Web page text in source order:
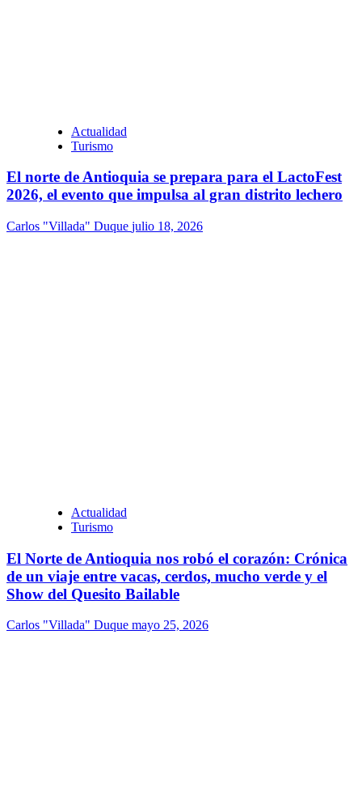
Actualidad
Turismo
El norte de Antioquia se prepara para el LactoFest
2026, el evento que impulsa al gran distrito lechero
Carlos "Villada" Duque julio 18, 2026
Actualidad
Turismo
El Norte de Antioquia nos robó el corazón: Crónica
de un viaje entre vacas, cerdos, mucho verde y el
Show del Quesito Bailable
Carlos "Villada" Duque mayo 25, 2026